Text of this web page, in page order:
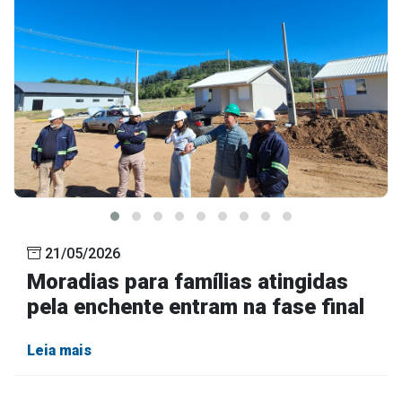
21/05/2026
Moradias para famílias atingidas
pela enchente entram na fase final
Leia mais